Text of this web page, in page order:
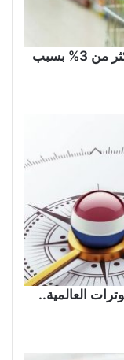
ارتفاع التضخم في هولندا مجدداً إلى أكثر من 3% بسبب
العالمية..